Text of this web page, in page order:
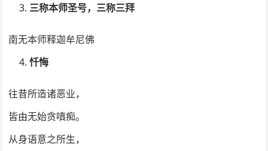
三称本师圣号，三称三拜
南无本师释迦牟尼佛
忏悔
往昔所造诸恶业，
皆由无始贪嗔痴。
从身语意之所生，